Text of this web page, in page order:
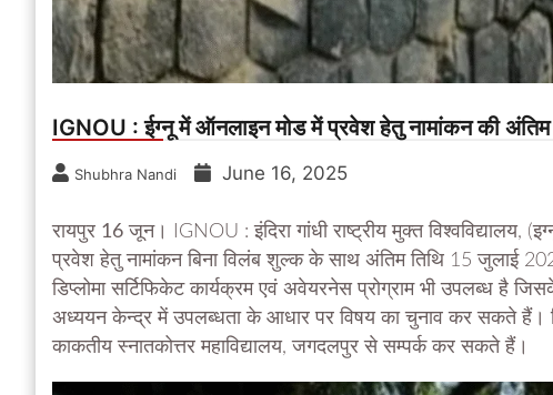
IGNOU : ईग्नू में ऑनलाइन मोड में प्रवेश हेतु नामांकन की
Shubhra Nandi June 16, 2025
रायपुर 16 जून।
IGNOU : इंदिरा गांधी राष्ट्रीय मुक्त विश्वविद्यालय,
प्रवेश हेतु नामांकन बिना विलंब शुल्क के साथ अंतिम तिथि 15 जुलाई
डिप्लोमा सर्टिफिकेट कार्यक्रम एवं अवेयरनेस प्रोग्राम भी उपलब्ध है
अध्ययन केन्द्र में उपलब्धता के आधार पर विषय का चुनाव कर सकते हैं।
काकतीय स्नातकोत्तर महाविद्यालय, जगदलपुर से सम्पर्क कर सकते हैं।